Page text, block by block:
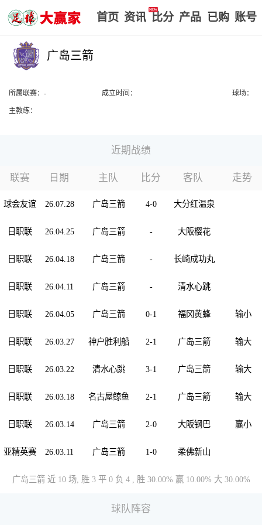
首页 赢家视点赛事比分实战版入口
我的
广岛三箭
-
近期战绩
联赛 日期 主队 比分 客队 走势
球会友谊 26.07.28 广岛三箭 4-0 大分红温泉
日职联 26.04.25 广岛三箭 - 大阪樱花
日职联 26.04.18 广岛三箭 - 长崎成功丸
日职联 26.04.11 广岛三箭 - 清水心跳
日职联 26.04.05 广岛三箭 0-1 福冈黄蜂 输小
日职联 26.03.27 神户胜利船 2-1 广岛三箭 输大
日职联 26.03.22 清水心跳 3-1 广岛三箭 输大
日职联 26.03.18 名古屋鲸鱼 2-1 广岛三箭 输大
日职联 26.03.14 广岛三箭 2-0 大阪钢巴 赢小
亚精英赛 26.03.11 广岛三箭 1-0 柔佛新山
广岛三箭 近 10 场, 胜 3 平 0 负 4 , 胜 30.00% 赢 10.00% 大 30.00%
球队阵容